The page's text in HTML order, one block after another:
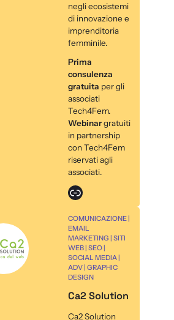
negli ecosistemi
di innovazione e
imprenditoria
femminile.
Prima
consulenza
gratuita per gli
associati
Tech4Fem.
Webinargratuiti
in partnership
con Tech4Fem
riservati agli
associati.
Link
COMUNICAZIONE |
EMAIL
MARKETING | SITI
WEB | SEO |
SOCIAL MEDIA |
ADV | GRAPHIC
DESIGN
Ca2 Solution
Ca2 Solution